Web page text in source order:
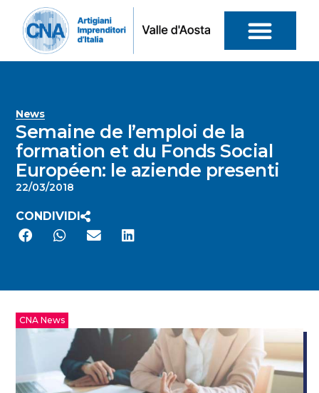
News
Semaine de l’emploi de la
formation et du Fonds Social
Européen: le aziende presenti
22/03/2018
CONDIVIDI
CNA News